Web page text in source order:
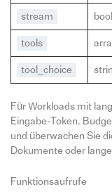
stream
tools
tool_choice
Für Workloads mit
Eingabe-Token.
und überwachen Sie
Dokumente oder
Funktionsaufrufe